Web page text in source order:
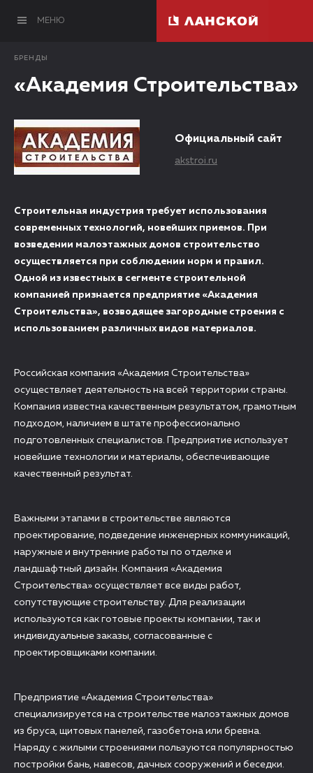
МЕНЮ
БРЕНДЫ
«Академия Строительства»
Официальный сайт
akstroi.ru
Строительная индустрия требует использования
современных технологий, новейших приемов. При
возведении малоэтажных домов строительство
осуществляется при соблюдении норм и правил.
Одной из известных в сегменте строительной
компанией признается предприятие «Академия
Строительства», возводящее загородные строения с
использованием различных видов материалов.
Российская компания «Академия Строительства»
осуществляет деятельность на всей территории страны.
Компания известна качественным результатом, грамотным
подходом, наличием в штате профессионально
подготовленных специалистов. Предприятие использует
новейшие технологии и материалы, обеспечивающие
качественный результат.
Важными этапами в строительстве являются
проектирование, подведение инженерных коммуникаций,
наружные и внутренние работы по отделке и
ландшафтный дизайн. Компания «Академия
Строительства» осуществляет все виды работ,
сопутствующие строительству. Для реализации
используются как готовые проекты компании, так и
индивидуальные заказы, согласованные с
проектировщиками компании.
Предприятие «Академия Строительства»
специализируется на строительстве малоэтажных домов
из бруса, щитовых панелей, газобетона или бревна.
Наряду с жилыми строениями пользуются популярностью
постройки бань, навесов, дачных сооружений и беседки.